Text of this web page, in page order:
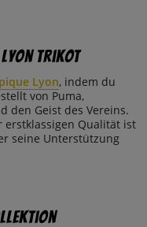
Trikot
Lyon, indem du
von Puma,
den Geist des Vereins.
erstklassigen Qualität ist
seine Unterstützung